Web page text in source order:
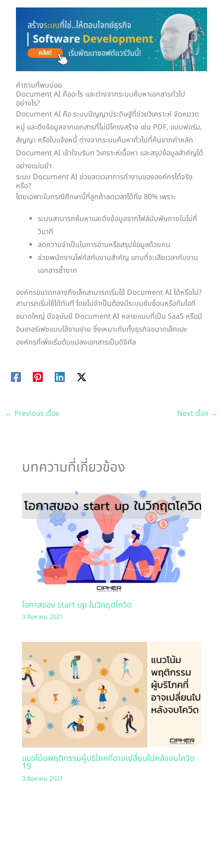
คำถามที่พบบ่อย
Document AI คืออะไร และต่างจากระบบค้นหาเอกสารทั่วไป
อย่างไร?
Document AI คือ ระบบปัญญาประดิษฐ์ที่ช่วยวิเคราะห์ จัดหมวด
หมู่ และดึงข้อมูลจากเอกสารที่ไม่มีโครงสร้าง เช่น PDF, แบบฟอร์ม,
สัญญา หรือใบแจ้งหนี้ ต่างจากระบบค้นหาทั่วไปที่ค้นจากคำหลัก
Document AI เข้าใจบริบท วิเคราะห์เนื้อหา และสรุปข้อมูลสำคัญได้
อย่างแม่นยำ
ระบบ Document AI ช่วยลดเวลาการทำงานขององค์กรได้จริง
หรือ?
โดยเฉพาะในกรณีศึกษานี้ที่ลูกค้าลดเวลาได้ถึง 80% เพราะ
ระบบสามารถค้นหาและดึงข้อมูลจากไฟล์นับพันภายในไม่กี่
วินาที
ลดความจำเป็นในการอ่านหรือสรุปข้อมูลด้วยคน
ช่วยพนักงานโฟกัสกับงานสำคัญ แทนที่จะเสียเวลากับงาน
เอกสารซ้ำซาก
องค์กรขนาดกลางถึงเล็กสามารถเริ่มใช้ Document AI ได้หรือไม่?
สามารถเริ่มใช้ได้ทันที โดยไม่จำเป็นต้องมีระบบซับซ้อนหรือทีมไอที
ขนาดใหญ่ ปัจจุบันมี Document AI หลายแบบที่เป็น SaaS หรือมี
อินเทอร์เฟซแบบใช้งานง่าย ซึ่งเหมาะกับทั้งธุรกิจขนาดเล็กและ
องค์กรที่เพิ่งเริ่มต้นแปลงเอกสารเป็นดิจิทัล
← Previous เรื่อง Next เรื่อง →
บทความที่เกี่ยวข้อง
โอกาสของ start up ในวิกฤตโควิด
3 สิงหาคม 2021
แนวโน้มพฤติกรรมผู้บริโภคที่อาจเปลี่ยนไปหลังจบโควิด
19
3 สิงหาคม 2021